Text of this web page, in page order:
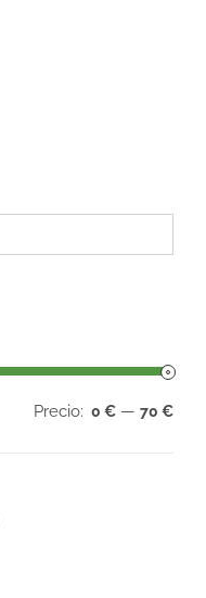
Precio: 0 € — 70 €